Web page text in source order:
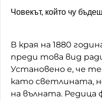
Човекът, който чу
В края на 1880
преди това вид
Установено е, че
като светлината,
на вълната. Редица